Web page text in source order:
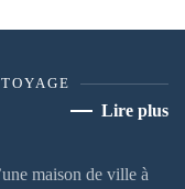
Lire plus